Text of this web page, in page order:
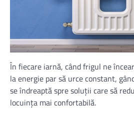
În fiecare iarnă, când frigul ne
la energie par să urce constant,
se îndreaptă spre soluții care să
locuința mai confortabilă.